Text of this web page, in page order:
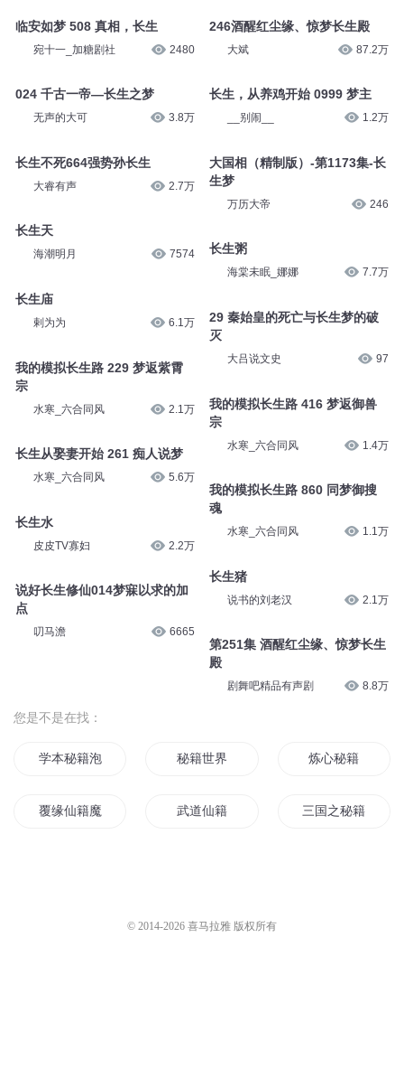
临安如梦 508 真相，长生
宛十一_加糖剧社 2480
024 千古一帝—长生之梦
无声的大可 3.8万
长生不死664强势孙长生
大睿有声 2.7万
长生天
海潮明月 7574
长生庙
剌为为 6.1万
我的模拟长生路 229 梦返紫霄
宗
水寒_六合同风 2.1万
长生从娶妻开始 261 痴人说梦
水寒_六合同风 5.6万
长生水
皮皮TV寡妇 2.2万
说好长生修仙014梦寐以求的加
点
叨马澹 6665
246酒醒红尘缘、惊梦长生殿
大斌 87.2万
长生，从养鸡开始 0999 梦主
__别闹__ 1.2万
大国相（精制版）-第1173集-长
生梦
万历大帝 246
长生粥
海棠未眠_娜娜 7.7万
29 秦始皇的死亡与长生梦的破
灭
大吕说文史 97
我的模拟长生路 416 梦返御兽
宗
水寒_六合同风 1.4万
我的模拟长生路 860 同梦御搜
魂
水寒_六合同风 1.1万
长生猪
说书的刘老汉 2.1万
第251集 酒醒红尘缘、惊梦长生
殿
剧舞吧精品有声剧 8.8万
您是不是在找：
学本秘籍泡校花 秘籍世界 炼心秘籍
覆缘仙籍魔子 武道仙籍 三国之秘籍神将
© 2014-2026 喜马拉雅 版权所有